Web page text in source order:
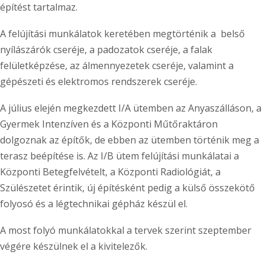
építést tartalmaz.
A felújítási munkálatok keretében megtörténik a belső
nyílászárók cseréje, a padozatok cseréje, a falak
felületképzése, az álmennyezetek cseréje, valamint a
gépészeti és elektromos rendszerek cseréje.
A július elején megkezdett I/A ütemben az Anyaszálláson, a
Gyermek Intenzíven és a Központi Műtőraktáron
dolgoznak az építők, de ebben az ütemben történik meg a
terasz beépítése is. Az I/B ütem felújítási munkálatai a
Központi Betegfelvételt, a Központi Radiológiát, a
Szülészetet érintik, új építésként pedig a külső összekötő
folyosó és a légtechnikai gépház készül el.
A most folyó munkálatokkal a tervek szerint szeptember
végére készülnek el a kivitelezők.